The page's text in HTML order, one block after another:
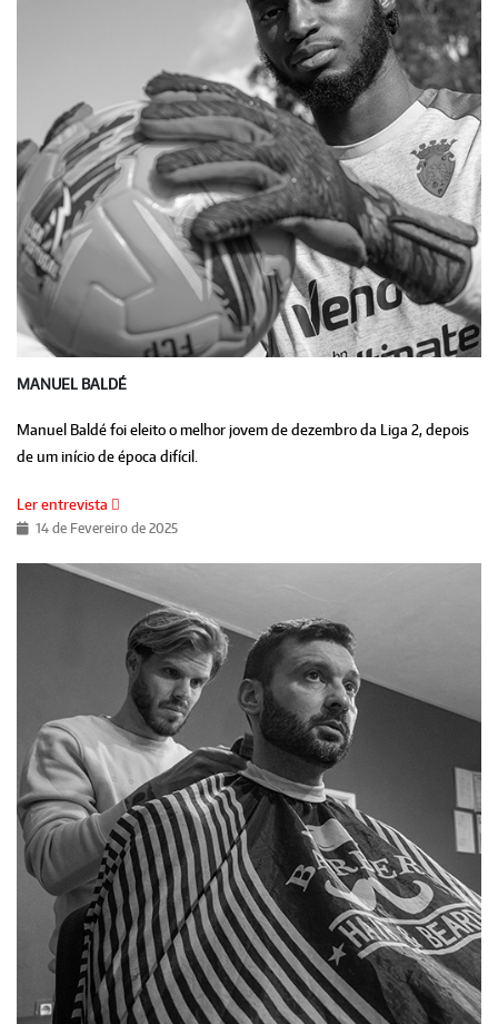
MANUEL BALDÉ
Manuel Baldé foi eleito o melhor jovem de dezembro da Liga 2, depois
de um início de época difícil.
Ler entrevista
14 de Fevereiro de 2025